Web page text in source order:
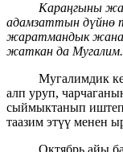
Караңгыны
адамзаттын дүйнө
жаратмандык жана
жаткан да Мугалим.
Мугалимдик
алп уруп,
сыймыктанып
таазим этүү менен
Октябрь айы